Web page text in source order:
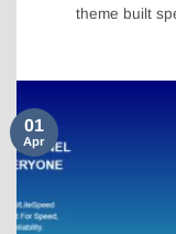
theme built
01
Apr